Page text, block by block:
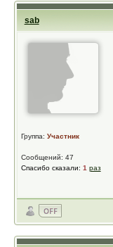
sab
Группа: Участник
Сообщений: 47
Спасибо сказали: 1 раз